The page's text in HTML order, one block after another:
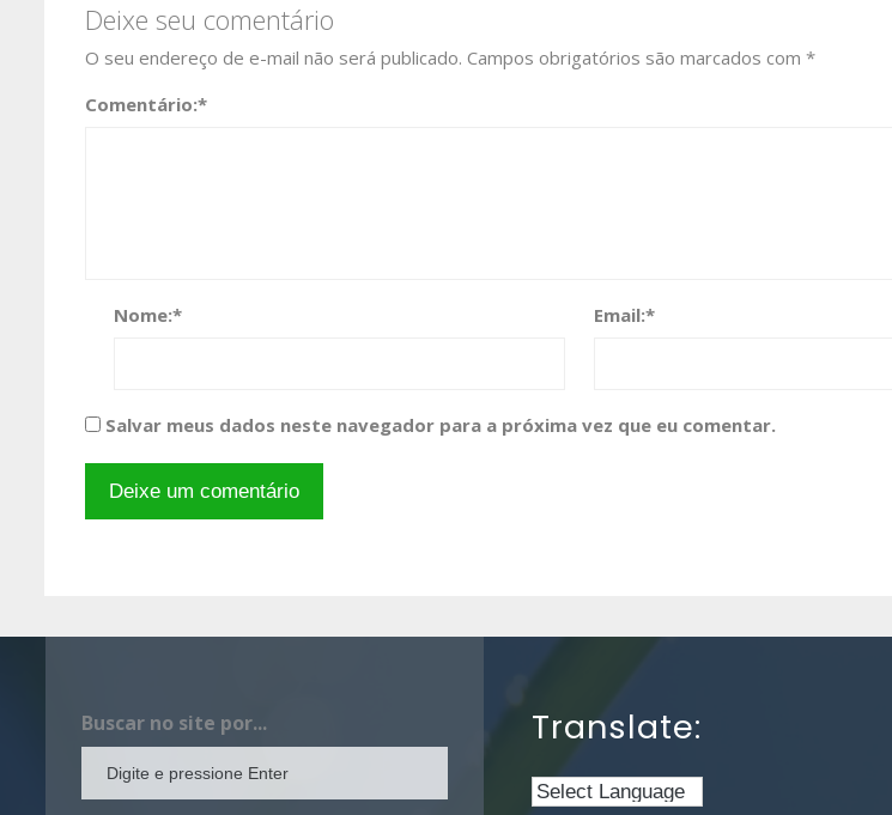
Deixe seu comentário
O seu endereço de e-mail não será publicado. Campos obrigatórios são marcados com *
Comentário:*
Nome:* Email:*
Salvar meus dados neste navegador para a próxima vez que eu comentar.
Buscar no site por... Translate: